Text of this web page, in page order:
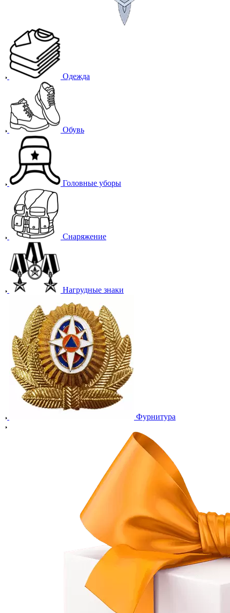
Одежда
Обувь
Головные уборы
Снаряжение
Нагрудные знаки
Фурнитура